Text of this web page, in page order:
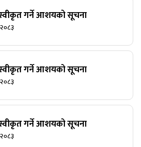
स्वीकृत गर्ने आशयको सूचना
स्वीकृत गर्ने आशयको सूचना
स्वीकृत गर्ने आशयको सूचना